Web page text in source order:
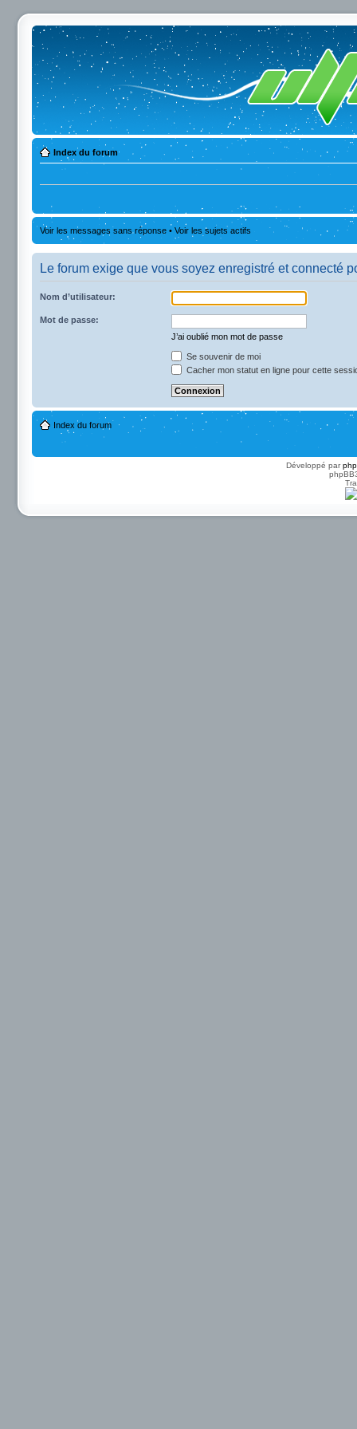
Index du forum
Voir les messages sans réponse • Voir les sujets actifs
Le forum exige que vous soyez enregistré et connecté
Nom d’utilisateur:
Mot de passe:
J’ai oublié mon mot de passe
Se souvenir de moi
Cacher mon statut en ligne pour cette
Index du forum
Développé par